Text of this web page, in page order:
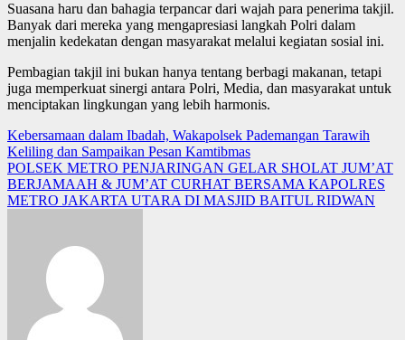
Suasana haru dan bahagia terpancar dari wajah para penerima takjil.
Banyak dari mereka yang mengapresiasi langkah Polri dalam
menjalin kedekatan dengan masyarakat melalui kegiatan sosial ini.
Pembagian takjil ini bukan hanya tentang berbagi makanan, tetapi
juga memperkuat sinergi antara Polri, Media, dan masyarakat untuk
menciptakan lingkungan yang lebih harmonis.
Post
navigation
Kebersamaan dalam Ibadah, Wakapolsek Pademangan Tarawih
Keliling dan Sampaikan Pesan Kamtibmas
POLSEK METRO PENJARINGAN GELAR SHOLAT JUM’AT
BERJAMAAH & JUM’AT CURHAT BERSAMA KAPOLRES
METRO JAKARTA UTARA DI MASJID BAITUL RIDWAN